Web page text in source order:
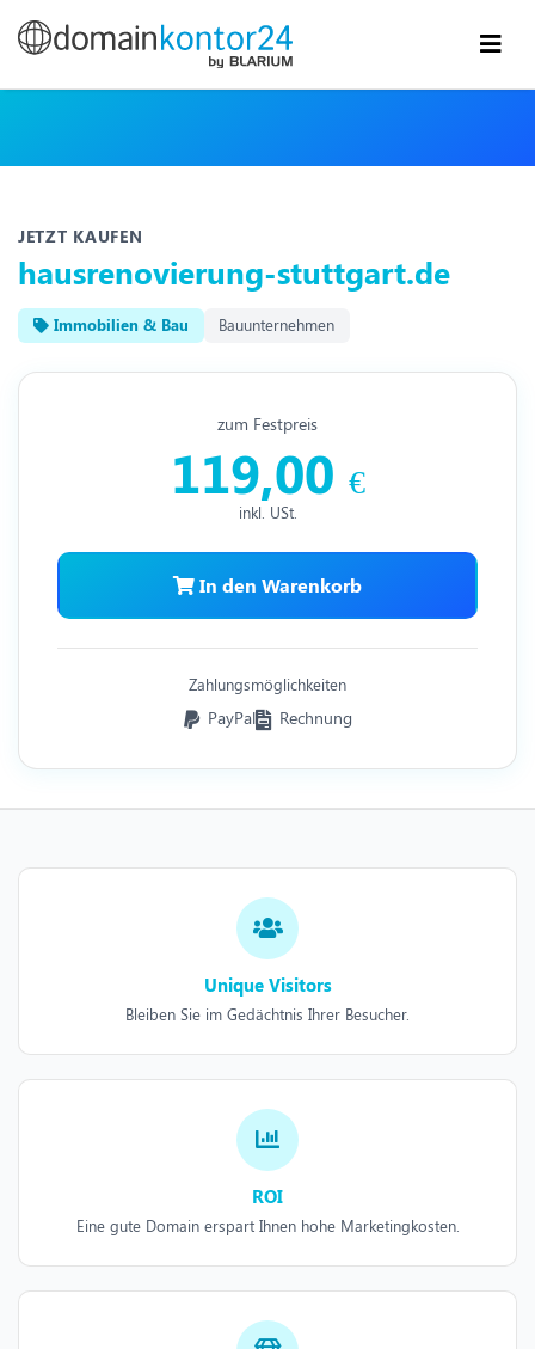
JETZT KAUFEN
hausrenovierung-stuttgart.de
Immobilien & Bau Bauunternehmen
zum Festpreis
119,00 €
inkl. USt.
In den Warenkorb
Zahlungsmöglichkeiten
PayPal Rechnung
Unique Visitors
Bleiben Sie im Gedächtnis Ihrer Besucher.
ROI
Eine gute Domain erspart Ihnen hohe Marketingkosten.